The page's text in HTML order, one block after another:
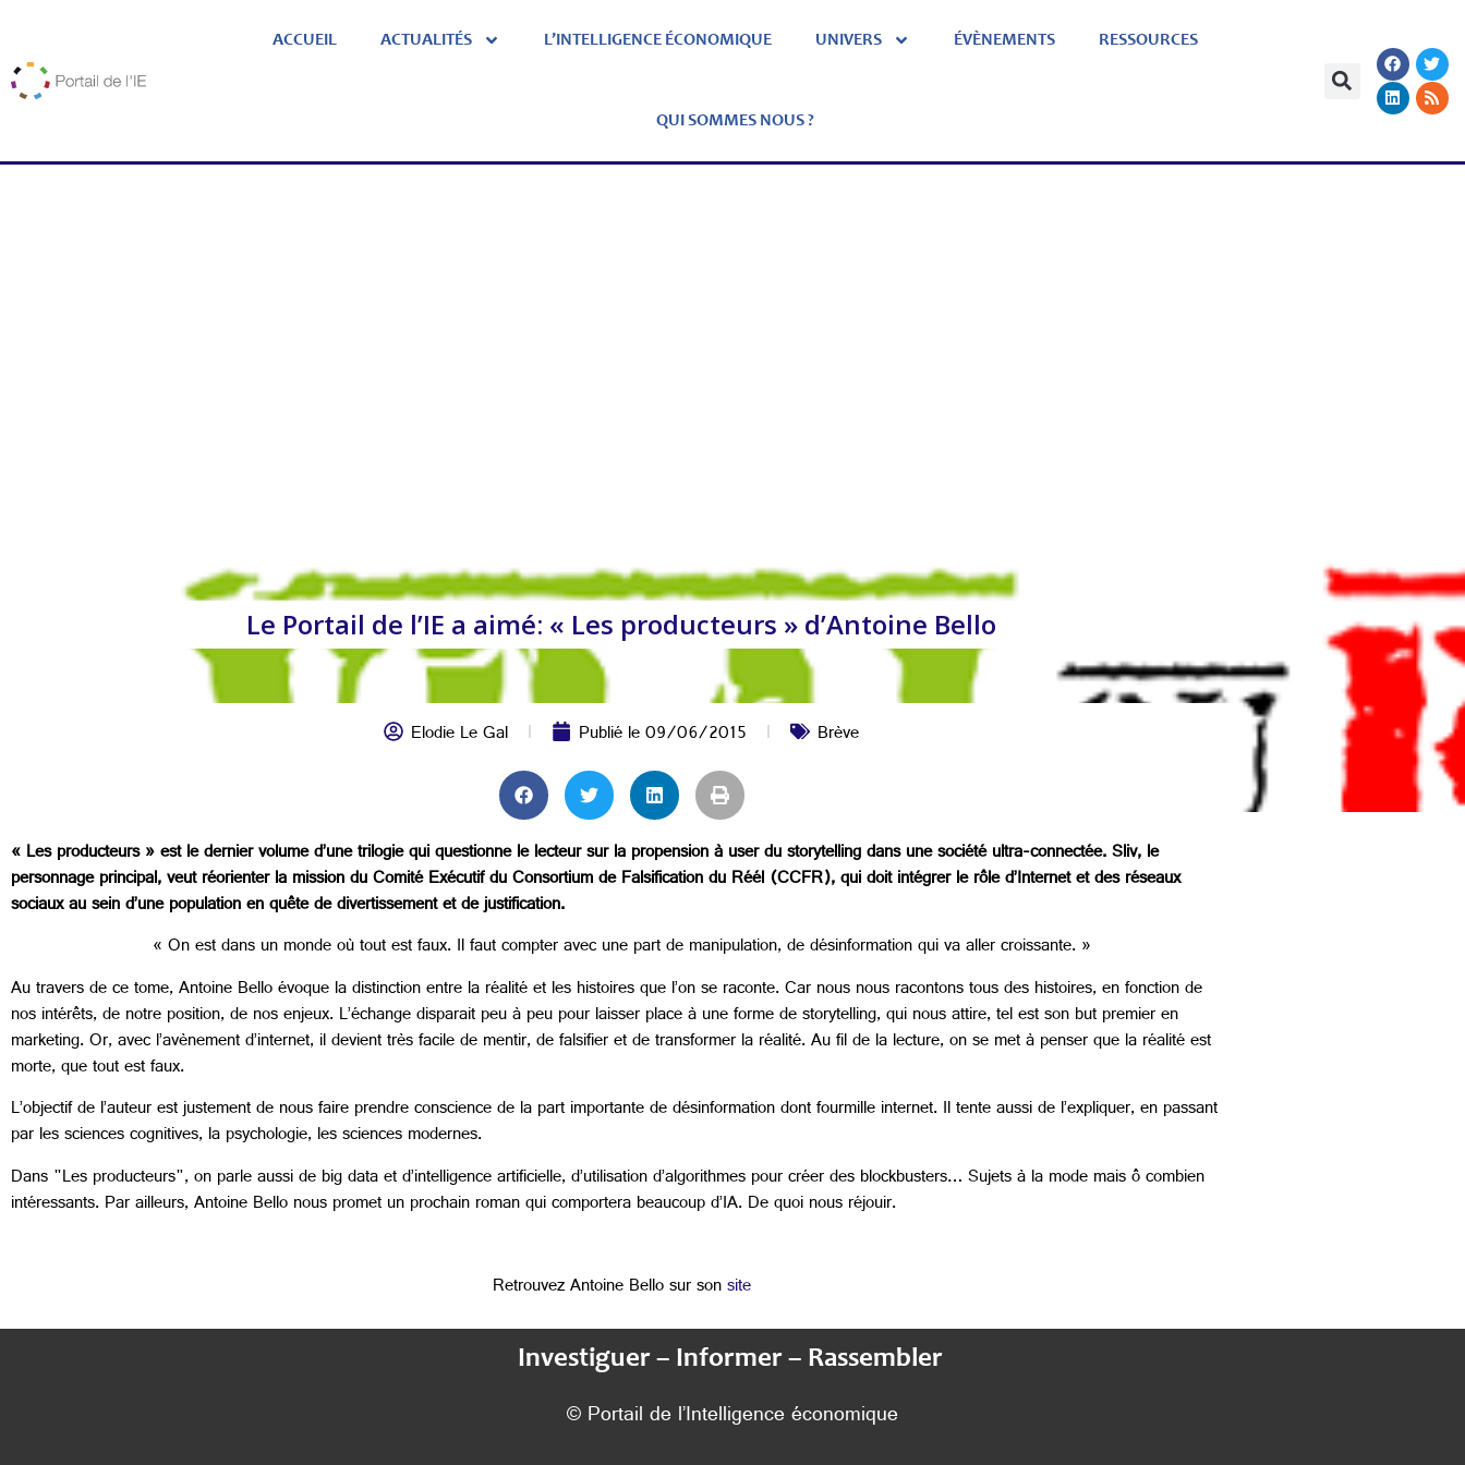
ACCUEIL ACTUALITÉS L’INTELLIGENCE ÉCONOMIQUE UNIVERS ÉVÈNEMENTS RESSOURCES
QUI SOMMES NOUS ?
Le Portail de l’IE a aimé: « Les producteurs » d’Antoine Bello
Elodie Le Gal Publié le09/06/2015 Brève
« Les producteurs » est le dernier volume d’une trilogie qui questionne le lecteur sur la propension à user du storytelling dans une société ultra-connectée. Sliv, le
personnage principal, veut réorienter la mission du Comité Exécutif du Consortium de Falsification du Réél (CCFR), qui doit intégrer le rôle d’Internet et des réseaux
sociaux au sein d’une population en quête de divertissement et de justification.
« On est dans un monde où tout est faux. Il faut compter avec une part de manipulation, de désinformation qui va aller croissante. »
Au travers de ce tome, Antoine Bello évoque la distinction entre la réalité et les histoires que l’on se raconte. Car nous nous racontons tous des histoires, en fonction de
nos intérêts, de notre position, de nos enjeux. L’échange disparait peu à peu pour laisser place à une forme de storytelling, qui nous attire, tel est son but premier en
marketing. Or, avec l’avènement d’internet, il devient très facile de mentir, de falsifier et de transformer la réalité. Au fil de la lecture, on se met à penser que la réalité est
morte, que tout est faux.
L’objectif de l’auteur est justement de nous faire prendre conscience de la part importante de désinformation dont fourmille internet. Il tente aussi de l’expliquer, en passant
par les sciences cognitives, la psychologie, les sciences modernes.
Dans "Les producteurs", on parle aussi de big data et d’intelligence artificielle, d’utilisation d’algorithmes pour créer des blockbusters… Sujets à la mode mais ô combien
intéressants. Par ailleurs, Antoine Bello nous promet un prochain roman qui comportera beaucoup d’IA. De quoi nous réjouir.
Retrouvez Antoine Bello sur sonsite
Investiguer – Informer – Rassembler
© Portail de l’Intelligence économique